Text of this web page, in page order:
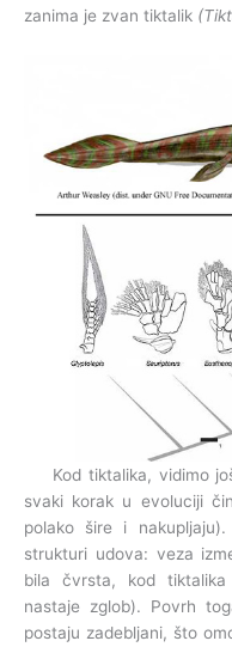
zanima je zvan tiktalik
Kod tiktalika, vidimo
svaki korak u evoluciji
polako šire i
strukturi udova: veza
bila čvrsta, kod tiktalika
nastaje zglob). Povrh
postaju zadebljani, što